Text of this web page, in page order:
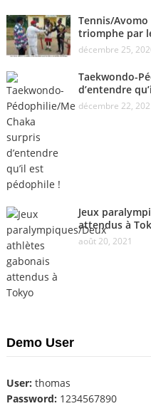
Tennis/
triomphe par
décembre 25,
Taekwondo-
d’entendre
décembre 22,
Jeux
attendus à
août 20, 2021
Demo User
User: thomas
Password: 1234567890